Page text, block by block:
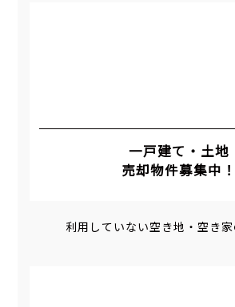
一戸建て・土地
売却物件募集中！
利用していない空き地・空き